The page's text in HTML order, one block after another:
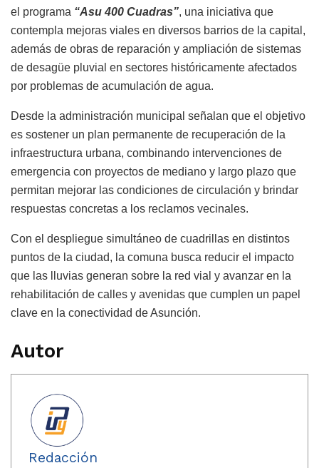
el programa “Asu 400 Cuadras”, una iniciativa que
contempla mejoras viales en diversos barrios de la capital,
además de obras de reparación y ampliación de sistemas
de desagüe pluvial en sectores históricamente afectados
por problemas de acumulación de agua.
Desde la administración municipal señalan que el objetivo
es sostener un plan permanente de recuperación de la
infraestructura urbana, combinando intervenciones de
emergencia con proyectos de mediano y largo plazo que
permitan mejorar las condiciones de circulación y brindar
respuestas concretas a los reclamos vecinales.
Con el despliegue simultáneo de cuadrillas en distintos
puntos de la ciudad, la comuna busca reducir el impacto
que las lluvias generan sobre la red vial y avanzar en la
rehabilitación de calles y avenidas que cumplen un papel
clave en la conectividad de Asunción.
Autor
Redacción